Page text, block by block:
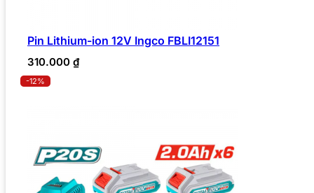
Pin Lithium-ion 12V Ingco FBLI12151
310.000 ₫
-12%